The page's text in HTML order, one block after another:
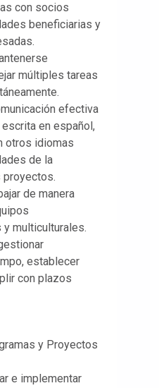
con socios
beneficiarias y
múltiples tareas
efectiva
en español,
otros idiomas
de la
proyectos.
de manera
multiculturales.
establecer
con plazos
y Proyectos
e implementar